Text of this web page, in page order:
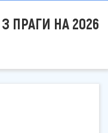
ПРАГИ НА 2026